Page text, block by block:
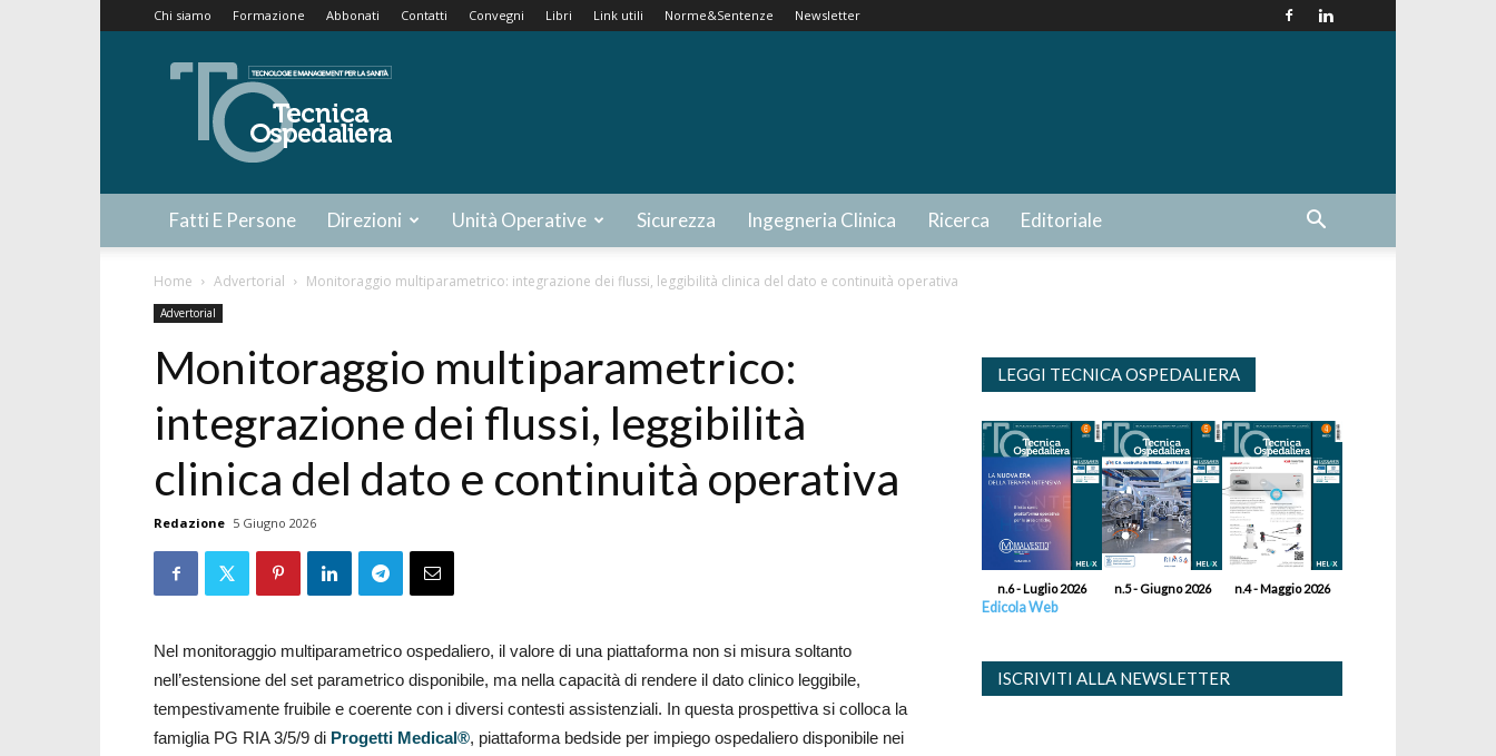
Chi siamo Formazione Abbonati Contatti Convegni Libri Link utili Norme&Sentenze Newsletter
Tecnica
Ospedaliera
Fatti E Persone Direzioni Unità Operative Sicurezza Ingegneria Clinica Ricerca Editoriale
Home Advertorial Monitoraggio multiparametrico: integrazione dei flussi, leggibilità clinica del dato e continuità operativa
Advertorial
Monitoraggio multiparametrico:
integrazione dei flussi, leggibilità
clinica del dato e continuità operativa
Redazione 5 Giugno 2026
Nel monitoraggio multiparametrico ospedaliero, il valore di una piattaforma non si misura soltanto
nell’estensione del set parametrico disponibile, ma nella capacità di rendere il dato clinico leggibile,
tempestivamente fruibile e coerente con i diversi contesti assistenziali. In questa prospettiva si colloca la
famiglia PG RIA 3/5/9 di Progetti Medical®, piattaforma bedside per impiego ospedaliero disponibile nei
LEGGI TECNICA OSPEDALIERA
n.6 - Luglio 2026 n.5 - Giugno 2026 n.4 - Maggio 2026
Edicola Web
ISCRIVITI ALLA NEWSLETTER